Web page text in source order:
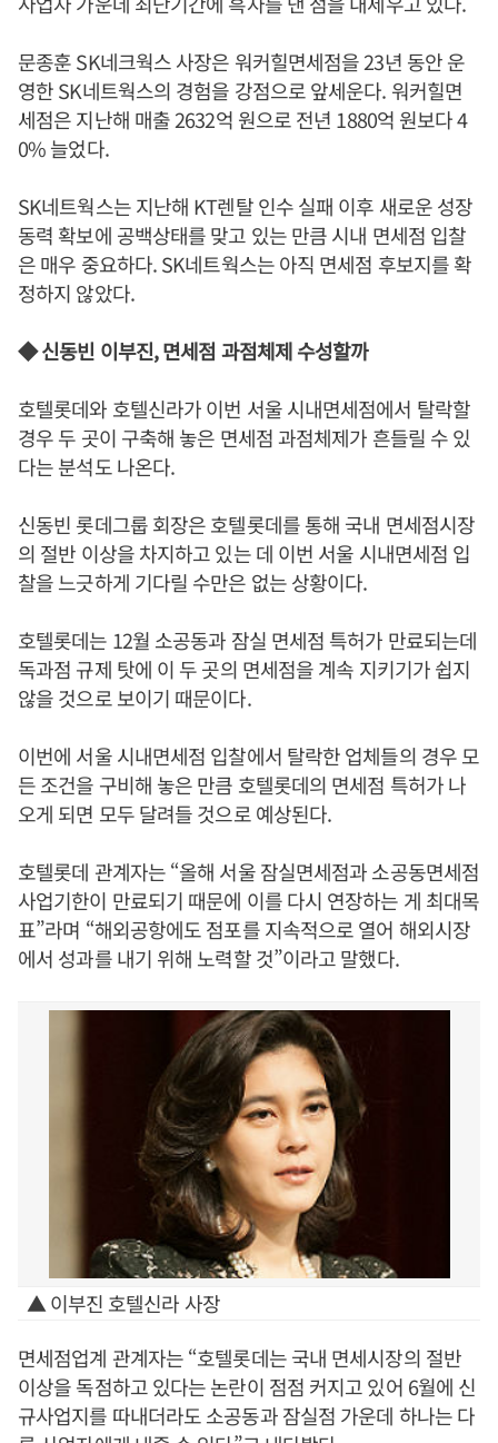
문종훈 SK네크웍스 사장은 워커힐면세점을 23년 동안 운
영한 SK네트웍스의 경험을 강점으로 앞세운다. 워커힐면
세점은 지난해 매출 2632억 원으로 전년 1880억 원보다 4
0% 늘었다.
SK네트웍스는 지난해 KT렌탈 인수 실패 이후 새로운 성장
동력 확보에 공백상태를 맞고 있는 만큼 시내 면세점 입찰
은 매우 중요하다. SK네트웍스는 아직 면세점 후보지를 확
정하지 않았다.
◆ 신동빈 이부진, 면세점 과점체제 수성할까
호텔롯데와 호텔신라가 이번 서울 시내면세점에서 탈락할
경우 두 곳이 구축해 놓은 면세점 과점체제가 흔들릴 수 있
다는 분석도 나온다.
신동빈 롯데그룹 회장은 호텔롯데를 통해 국내 면세점시장
의 절반 이상을 차지하고 있는 데 이번 서울 시내면세점 입
찰을 느긋하게 기다릴 수만은 없는 상황이다.
호텔롯데는 12월 소공동과 잠실 면세점 특허가 만료되는데
독과점 규제 탓에 이 두 곳의 면세점을 계속 지키기가 쉽지
않을 것으로 보이기 때문이다.
이번에 서울 시내면세점 입찰에서 탈락한 업체들의 경우 모
든 조건을 구비해 놓은 만큼 호텔롯데의 면세점 특허가 나
오게 되면 모두 달려들 것으로 예상된다.
호텔롯데 관계자는 “올해 서울 잠실면세점과 소공동면세점
사업기한이 만료되기 때문에 이를 다시 연장하는 게 최대목
표”라며 “해외공항에도 점포를 지속적으로 열어 해외시장
에서 성과를 내기 위해 노력할 것”이라고 말했다.
▲ 이부진 호텔신라 사장
면세점업계 관계자는 “호텔롯데는 국내 면세시장의 절반
이상을 독점하고 있다는 논란이 점점 커지고 있어 6월에 신
규사업지를 따내더라도 소공동과 잠실점 가운데 하나는 다